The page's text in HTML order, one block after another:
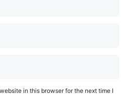
in this browser for the next time I